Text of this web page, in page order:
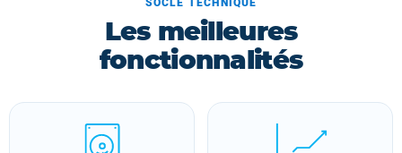
SOCLE TECHNIQUE
Les meilleures
fonctionnalités